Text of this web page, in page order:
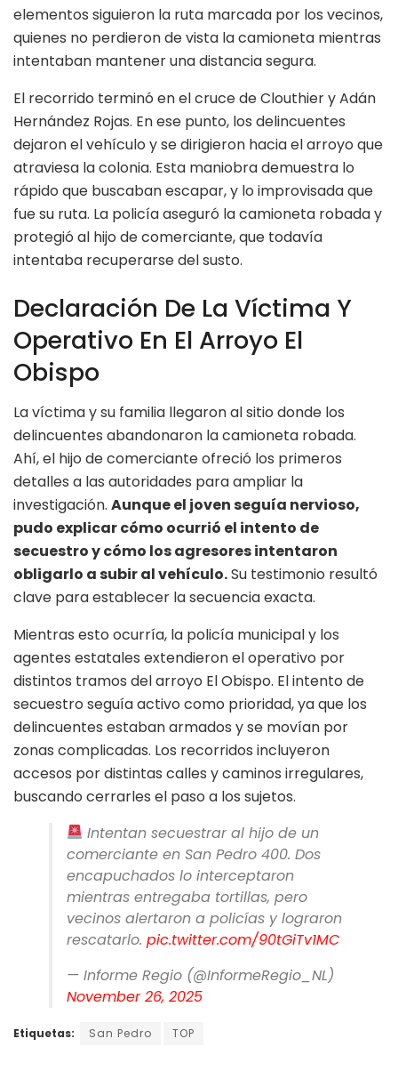
elementos siguieron la ruta marcada por los vecinos,
quienes no perdieron de vista la camioneta mientras
intentaban mantener una distancia segura.
El recorrido terminó en el cruce de Clouthier y Adán
Hernández Rojas. En ese punto, los delincuentes
dejaron el vehículo y se dirigieron hacia el arroyo que
atraviesa la colonia. Esta maniobra demuestra lo
rápido que buscaban escapar, y lo improvisada que
fue su ruta. La policía aseguró la camioneta robada y
protegió al hijo de comerciante, que todavía
intentaba recuperarse del susto.
Declaración De La Víctima Y
Operativo En El Arroyo El
Obispo
La víctima y su familia llegaron al sitio donde los
delincuentes abandonaron la camioneta robada.
Ahí, el hijo de comerciante ofreció los primeros
detalles a las autoridades para ampliar la
investigación. Aunque el joven seguía nervioso,
pudo explicar cómo ocurrió el intento de
secuestro y cómo los agresores intentaron
obligarlo a subir al vehículo.Su testimonio resultó
clave para establecer la secuencia exacta.
Mientras esto ocurría, la policía municipal y los
agentes estatales extendieron el operativo por
distintos tramos del arroyo El Obispo. El intento de
secuestro seguía activo como prioridad, ya que los
delincuentes estaban armados y se movían por
zonas complicadas. Los recorridos incluyeron
accesos por distintas calles y caminos irregulares,
buscando cerrarles el paso a los sujetos.
Intentan secuestrar al hijo de un
comerciante en San Pedro 400. Dos
encapuchados lo interceptaron
mientras entregaba tortillas, pero
vecinos alertaron a policías y lograron
rescatarlo. pic.twitter.com/90tGiTv1MC
— Informe Regio (@InformeRegio_NL)
November 26, 2025
Etiquetas: San Pedro TOP